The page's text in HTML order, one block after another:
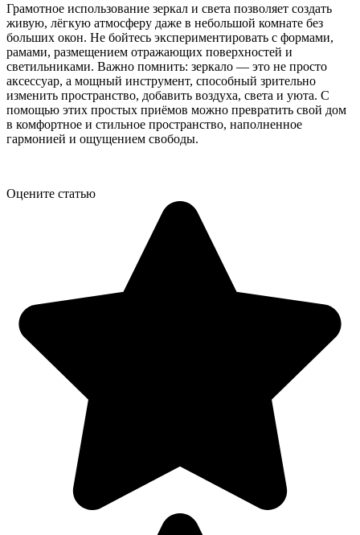
Грамотное использование зеркал и света позволяет создать
живую, лёгкую атмосферу даже в небольшой комнате без
больших окон. Не бойтесь экспериментировать с формами,
рамами, размещением отражающих поверхностей и
светильниками. Важно помнить: зеркало — это не просто
аксессуар, а мощный инструмент, способный зрительно
изменить пространство, добавить воздуха, света и уюта. С
помощью этих простых приёмов можно превратить свой дом
в комфортное и стильное пространство, наполненное
гармонией и ощущением свободы.
Оцените статью